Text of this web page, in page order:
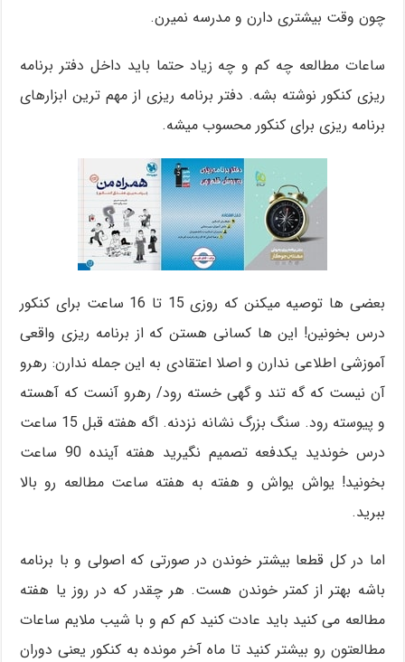
چون وقت بیشتری دارن و مدرسه نمیرن.
ساعات مطالعه چه کم و چه زیاد حتما باید داخل دفتر برنامه
ریزی کنکور نوشته بشه. دفتر برنامه ریزی از مهم ترین ابزارهای
برنامه ریزی برای کنکور محسوب میشه.
بعضی ها توصیه میکنن که روزی 15 تا 16 ساعت برای کنکور
درس بخونین! این ها کسانی هستن که از برنامه ریزی واقعی
آموزشی اطلاعی ندارن و اصلا اعتقادی به این جمله ندارن: رهرو
آن نیست که گه تند و گهی خسته رود/ رهرو آنست که آهسته
و پیوسته رود. سنگ بزرگ نشانه نزدنه. اگه هفته قبل 15 ساعت
درس خوندید یکدفعه تصمیم نگیرید هفته آینده 90 ساعت
بخونید! یواش یواش و هفته به هفته ساعت مطالعه رو بالا
ببرید.
اما در کل قطعا بیشتر خوندن در صورتی که اصولی و با برنامه
باشه بهتر از کمتر خوندن هست. هر چقدر که در روز یا هفته
مطالعه می کنید باید عادت کنید کم کم و با شیب ملایم ساعات
مطالعتون رو بیشتر کنید تا ماه آخر مونده به کنکور یعنی دوران